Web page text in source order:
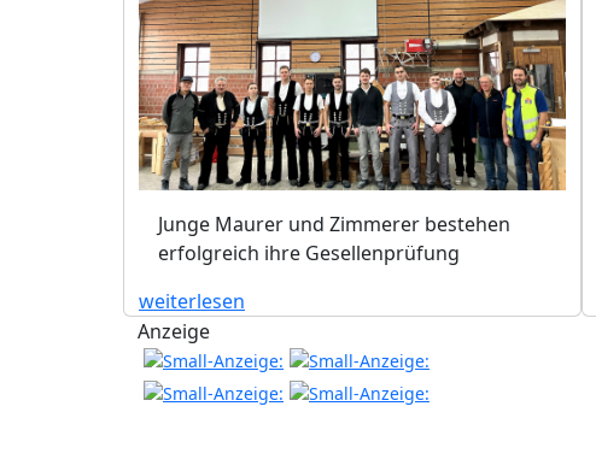
Junge Maurer und Zimmerer bestehen
erfolgreich ihre Gesellenprüfung
weiterlesen
Anzeige